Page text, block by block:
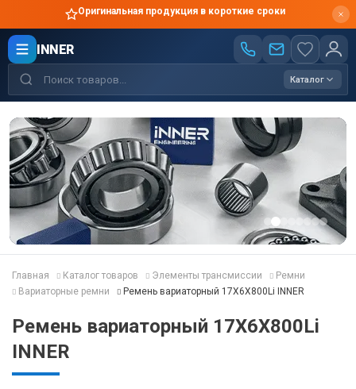
Оригинальная продукция в короткие сроки
INNER
Каталог
Главная Каталог товаров Элементы трансмиссии
Ремни
Вариаторные ремни
Ремень вариаторный 17X6X800Li INNER
Ремень вариаторный 17X6X800Li
INNER